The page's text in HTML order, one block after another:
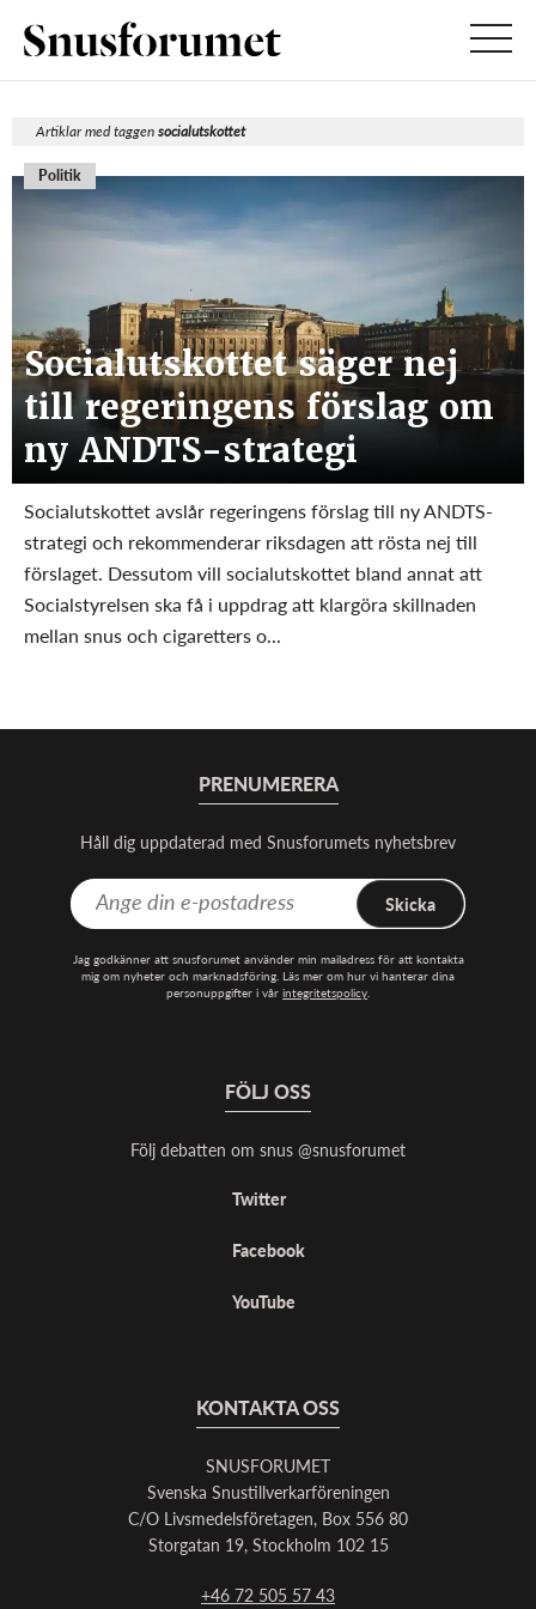
Artiklar med taggensocialutskottet
Politik
Socialutskottet säger nej
till regeringens förslag om
ny ANDTS-strategi
Socialutskottet avslår regeringens förslag till ny ANDTS-
strategi och rekommenderar riksdagen att rösta nej till
förslaget. Dessutom vill socialutskottet bland annat att
Socialstyrelsen ska få i uppdrag att klargöra skillnaden
mellan snus och cigaretters o...
PRENUMERERA
Håll dig uppdaterad med Snusforumets nyhetsbrev
Skicka
Jag godkänner att snusforumet använder min mailadress för att kontakta
mig om nyheter och marknadsföring. Läs mer om hur vi hanterar dina
personuppgifter i vår integritetspolicy.
FÖLJ OSS
Följ debatten om snus @snusforumet
Twitter
Facebook
YouTube
KONTAKTA OSS
SNUSFORUMET
Svenska Snustillverkarföreningen
C/O Livsmedelsföretagen, Box 556 80
Storgatan 19, Stockholm 102 15
+46 72 505 57 43